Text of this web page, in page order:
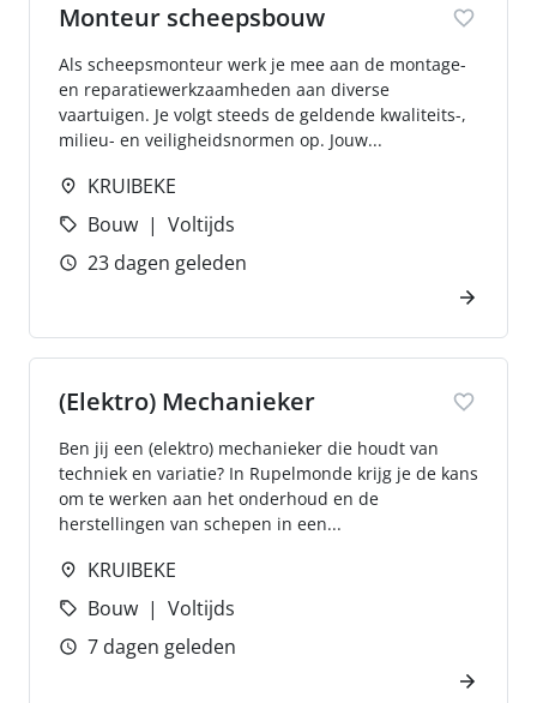
Monteur scheepsbouw
Als scheepsmonteur werk je mee aan de montage-
en reparatiewerkzaamheden aan diverse
vaartuigen. Je volgt steeds de geldende kwaliteits-,
milieu- en veiligheidsnormen op. Jouw...
KRUIBEKE
Bouw
Voltijds
23 dagen geleden
(Elektro) Mechanieker
Ben jij een (elektro) mechanieker die houdt van
techniek en variatie? In Rupelmonde krijg je de kans
om te werken aan het onderhoud en de
herstellingen van schepen in een...
KRUIBEKE
Bouw
Voltijds
7 dagen geleden